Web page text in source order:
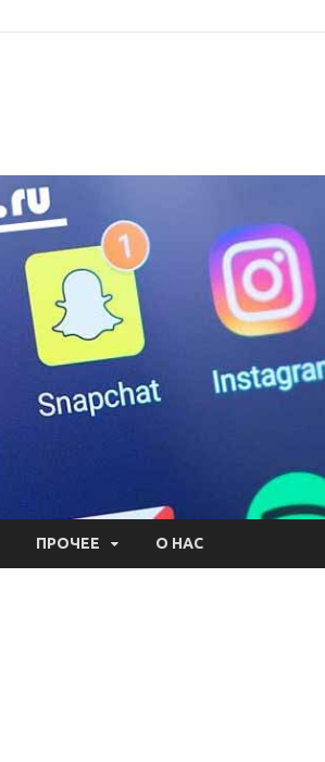
ПРОЧЕЕ О НАС